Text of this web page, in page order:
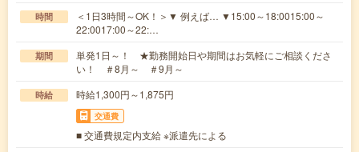
時間
＜1日3時間～OK！＞▼ 例えば… ▼15:00～18:0015:00～
22:0017:00～22:…
期間
単発1日～！ ★勤務開始日や期間はお気軽にご相談くださ
い！ ＃8月～ ＃9月～
時給 時給1,300円～1,875円
交通費
■ 交通費規定内支給 ※派遣先による